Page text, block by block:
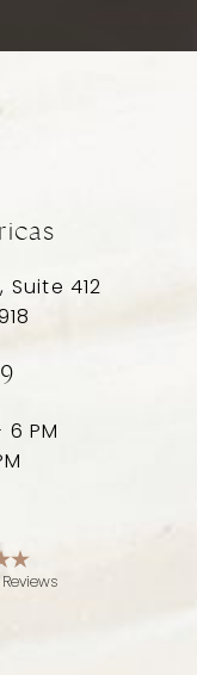
412
PM